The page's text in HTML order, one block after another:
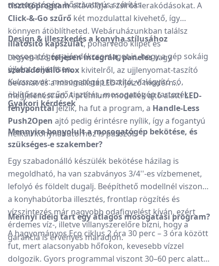
mosogatógép, hőszivattyús szárítás
tisztítóprogrameltávolítja a zsíros lerakódásokat. A
Click-&-Go szűrő két mozdulattal kivehető, így
könnyen átöblítheted. Webáruházunkban találsz
illatosító kapszulát, pohárvédő klipet és
mosogatógép-ajándékcsomagot is, hogy a gép sokáig
újként teljesítsen.
Kulcsszavak: mosogatógép tisztító, vízlágyító só,
öblítőszer, szűrő tisztítás, mosogatógép tartozék
Design & illeszkedés a konyha stílusához
Legyen szóteljesen integrált,panelesvagy
szabadonálló inox kivitelről, az ujjlenyomat-taszító
bevonat és a minimalista LED-kijelző modern
megjelenést ad. A prémium modellek ajtó alattiLED-
fényponttaljelzik, ha fut a program, a Handle-Less
Push2Open ajtó pedig érintésre nyílik, így a fogantyú
nélküli konyhabútorhoz is passzol.
Gyakori kérdések
Mennyire bonyolult a mosogatógép bekötése, és
szükséges-e szakember?
Egy szabadonálló készülék bekötése házilag is
megoldható, ha van szabványos 3/4''-es vízbemenet,
lefolyó és földelt dugalj. Beépíthető modellnél viszont
a konyhabútorba illesztés, frontlap rögzítés és
vízszintezés már nagyobb odafigyelést kíván, ezért
érdemes víz-, illetve villanyszerelőre bízni, hogy a
garancia is érvényes maradjon.
Mennyi ideig tart egy átlagos mosogatási program?
A hagyományos Eco ciklus 2 óra 30 perc – 3 óra között
fut, mert alacsonyabb hőfokon, kevesebb vízzel
dolgozik. Gyors programmal viszont 30–60 perc alatt is